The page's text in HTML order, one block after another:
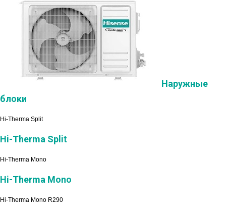
Наружные
блоки
Hi-Therma Split
Hi-Therma Split
Hi-Therma Mono
Hi-Therma Mono
Hi-Therma Mono R290